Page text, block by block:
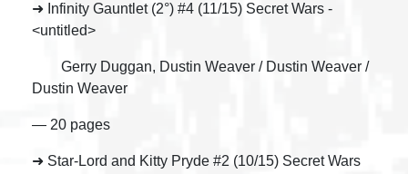
➜ Infinity Gauntlet (2°) #4 (11/15) Secret Wars -
<untitled>
Gerry Duggan, Dustin Weaver / Dustin Weaver /
Dustin Weaver
— 20 pages
➜ Star-Lord and Kitty Pryde #2 (10/15) Secret Wars